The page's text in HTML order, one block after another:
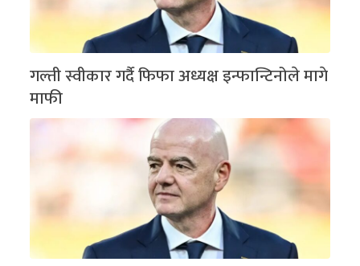
गल्ती स्वीकार गर्दै फिफा अध्यक्ष इन्फान्टिनोले मागे
माफी